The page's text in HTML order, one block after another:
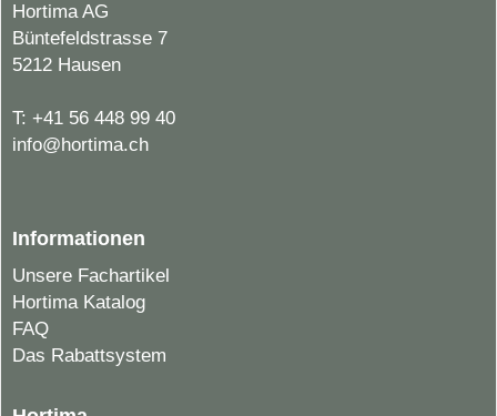
Hortima AG
Büntefeldstrasse 7
5212 Hausen
T: +41 56 448 99 40
info@hortima.ch
Informationen
Unsere Fachartikel
Hortima Katalog
FAQ
Das Rabattsystem